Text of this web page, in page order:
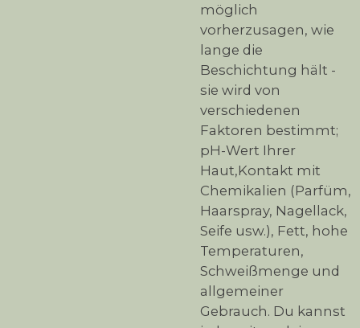
möglich
vorherzusagen, wie
lange die
Beschichtung hält -
sie wird von
verschiedenen
Faktoren bestimmt;
pH-Wert Ihrer
Haut,Kontakt mit
Chemikalien (Parfüm,
Haarspray, Nagellack,
Seife usw.), Fett, hohe
Temperaturen,
Schweißmenge und
allgemeiner
Gebrauch. Du kannst